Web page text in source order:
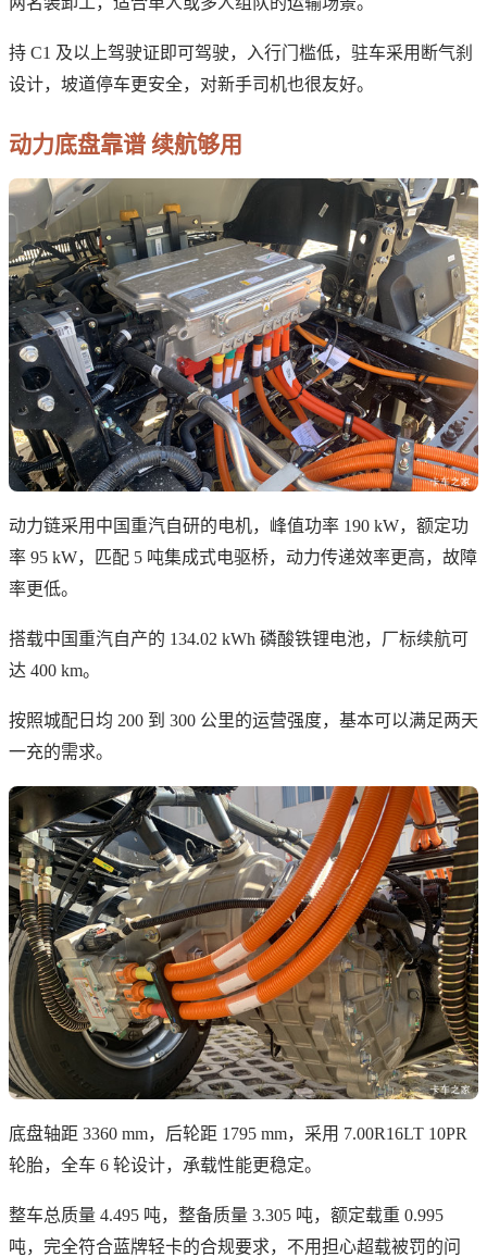
持 C1 及以上驾驶证即可驾驶，入行门槛低，驻车采用断气刹
设计，坡道停车更安全，对新手司机也很友好。
动力底盘靠谱 续航够用
动力链采用中国重汽自研的电机，峰值功率 190 kW，额定功
率 95 kW，匹配 5 吨集成式电驱桥，动力传递效率更高，故障
率更低。
搭载中国重汽自产的 134.02 kWh 磷酸铁锂电池，厂标续航可
达 400 km。
按照城配日均 200 到 300 公里的运营强度，基本可以满足两天
一充的需求。
底盘轴距 3360 mm，后轮距 1795 mm，采用 7.00R16LT 10PR
轮胎，全车 6 轮设计，承载性能更稳定。
整车总质量 4.495 吨，整备质量 3.305 吨，额定载重 0.995
吨，完全符合蓝牌轻卡的合规要求，不用担心超载被罚的问